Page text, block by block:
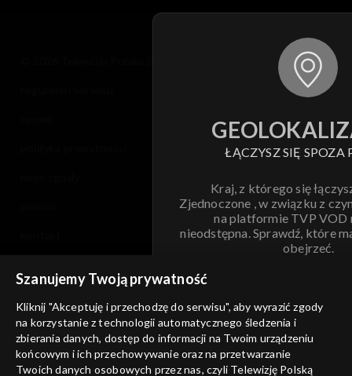
ŁĄCZYSZ SIĘ SPOZA
Kraj, z którego się
Zjednoczone , w związku z
na platformie TVP VOD
nieodstępna. Sprawdź, które
obejrzeć.
ANULUJ
informacje o dostawcy usług
Szanujemy Twoją prywatność
Kliknij "Akceptuję i przechodzę do serwisu", aby wyrazić zgody
na korzystanie z technologii automatycznego śledzenia i
zbierania danych, dostęp do informacji na Twoim urządzeniu
końcowym i ich przechowywanie oraz na przetwarzanie
Twoich danych osobowych przez nas, czyli Telewizję Polską